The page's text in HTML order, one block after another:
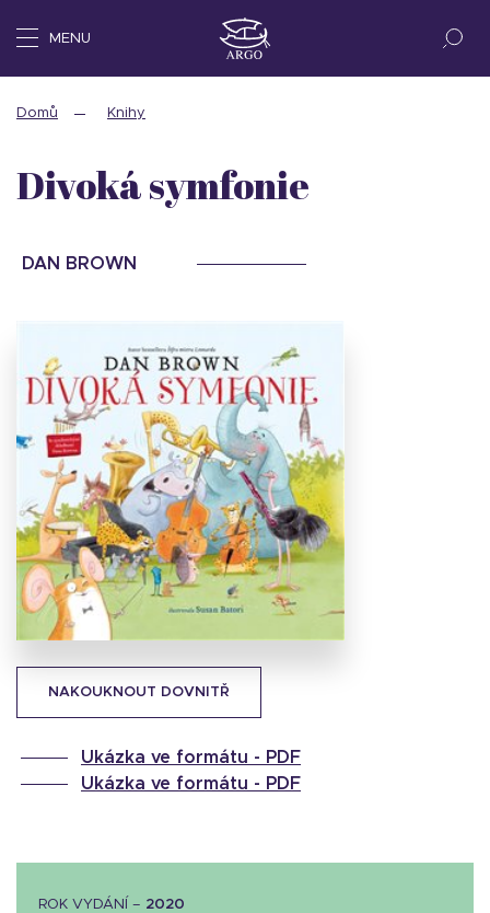
MENU
Domů Knihy
NAKOUKNOUT DOVNITŘ
Ukázka ve formátu - PDF
Ukázka ve formátu - PDF
Divoká symfonie
DAN BROWN
ROK VYDÁNÍ – 2020